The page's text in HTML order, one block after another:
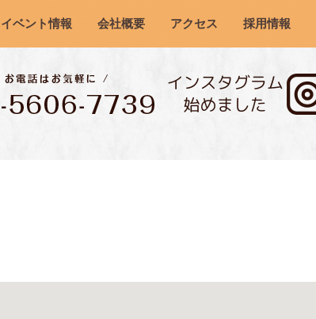
イベント情報 会社概要 アクセス 採用情報